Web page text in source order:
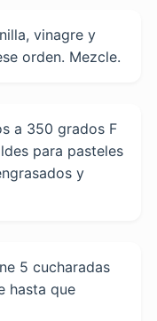
vinagre y
orden. Mezcle.
a 350 grados F
para pasteles
​​y
5 cucharadas
hasta que